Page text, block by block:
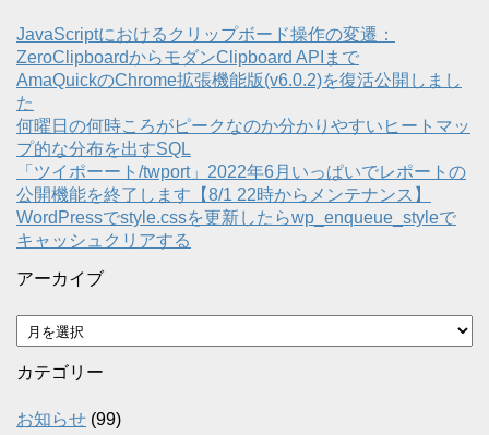
JavaScriptにおけるクリップボード操作の変遷：
ZeroClipboardからモダンClipboard APIまで
AmaQuickのChrome拡張機能版(v6.0.2)を復活公開しまし
た
何曜日の何時ころがピークなのか分かりやすいヒートマッ
プ的な分布を出すSQL
「ツイポーート/twport」2022年6月いっぱいでレポートの
公開機能を終了します【8/1 22時からメンテナンス】
WordPressでstyle.cssを更新したらwp_enqueue_styleで
キャッシュクリアする
アーカイブ
ア
ー
カ
ブ
カテゴリー
お知らせ (99)